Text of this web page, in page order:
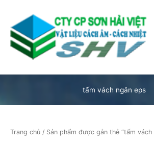
dung
tấm vách ngăn eps
Trang chủ / Sản phẩm được gắn thẻ “tấm vách